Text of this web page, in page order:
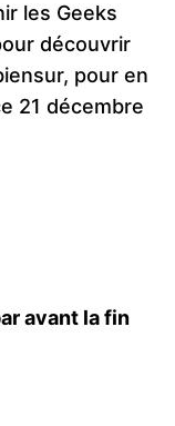
les Geeks
découvrir
pour en
21 décembre
avant la fin